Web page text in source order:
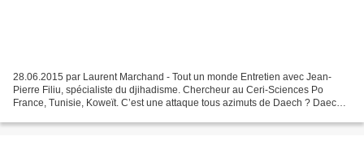
28.06.2015 par Laurent Marchand - Tout un monde Entretien avec Jean-
Pierre Filiu, spécialiste du djihadisme. Chercheur au Ceri-Sciences Po
France, Tunisie, Koweït. C’est une attaque tous azimuts de Daech ? Daech